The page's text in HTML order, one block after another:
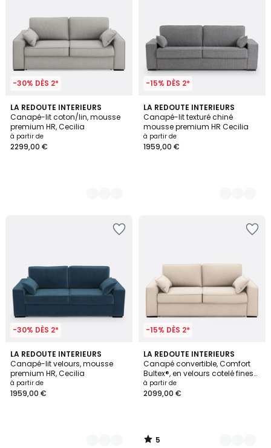
-30% DÈS 2*
LA REDOUTE INTERIEURS
Canapé-lit coton/lin, mousse
premium HR, Cecilia
à partir de
2299,00 €
3
Couleurs
-15% DÈS 2*
LA REDOUTE INTERIEURS
Canapé-lit texturé chiné
mousse premium HR Cecilia
à partir de
1959,00 €
2
Couleurs
-30% DÈS 2*
LA REDOUTE INTERIEURS
Canapé-lit velours, mousse
premium HR, Cecilia
à partir de
1959,00 €
7
Couleurs
-15% DÈS 2*
LA REDOUTE INTERIEURS
Canapé convertible, Comfort
Bultex®, en velours cotelé fines
cotes, CECILIA
à partir de
2099,00 €
5
/
5
5
Couleurs
5
/